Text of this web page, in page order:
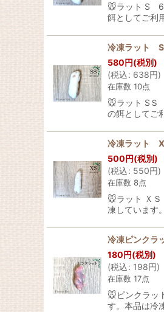
🐭ラット S
餌としてご利
冷凍ラット
580円(税別)
(税込: 638円)
在庫数 10点
🐭ラット SＳ
の餌としてご
冷凍ラット
500円(税別)
(税込: 550円)
在庫数 8点
🐭ラット Ｘ
凍しています
冷凍ピンクラ
180円(税別)
(税込: 198円)
在庫数 17点
🐭ピンクラッ
す。本品は冷